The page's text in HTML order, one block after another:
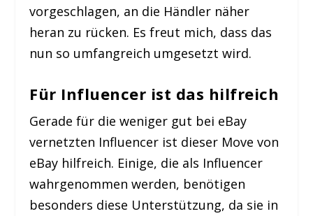
vorgeschlagen, an die Händler näher
heran zu rücken. Es freut mich, dass das
nun so umfangreich umgesetzt wird.
Für Influencer ist das hilfreich
Gerade für die weniger gut bei eBay
vernetzten Influencer ist dieser Move von
eBay hilfreich. Einige, die als Influencer
wahrgenommen werden, benötigen
besonders diese Unterstützung, da sie in